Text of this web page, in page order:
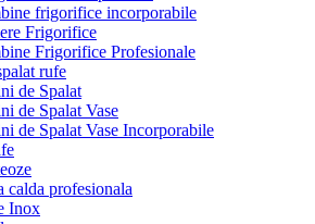
frigorifice incorporabile
Frigorifice
Frigorifice Profesionale
rufe
de Spalat
de Spalat Vase
de Spalat Vase Incorporabile
calda profesionala
Inox